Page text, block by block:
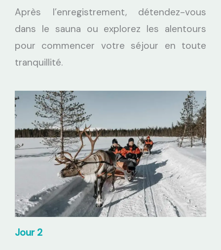
Après l’enregistrement, détendez-vous
dans le sauna ou explorez les alentours
pour commencer votre séjour en toute
tranquillité.
Jour 2